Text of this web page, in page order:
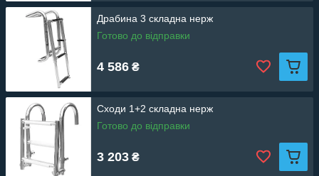
Драбина 3 складна нерж
Готово до відправки
4 586 ₴
Сходи 1+2 складна нерж
Готово до відправки
3 203 ₴